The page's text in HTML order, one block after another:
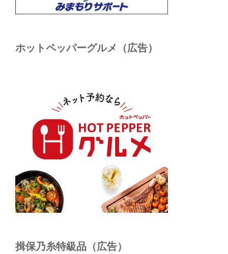
ホットペッパーグルメ（広告）
揖保乃糸特級品（広告）